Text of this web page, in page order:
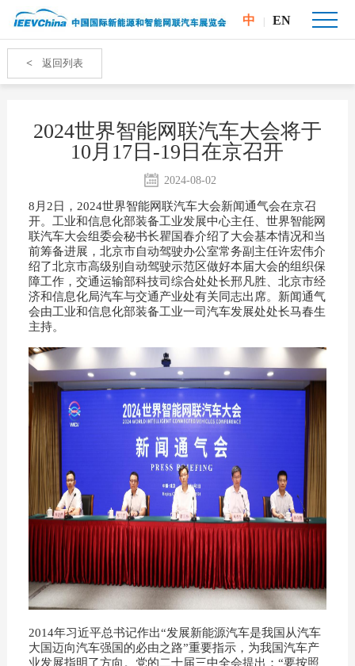
中 EN
< 返回列表
2024世界智能网联汽车大会将于
10月17日-19日在京召开
2024-08-02
8月2日，2024世界智能网联汽车大会新闻通气会在京召
开。工业和信息化部装备工业发展中心主任、世界智能网
联汽车大会组委会秘书长瞿国春介绍了大会基本情况和当
前筹备进展，北京市自动驾驶办公室常务副主任许宏伟介
绍了北京市高级别自动驾驶示范区做好本届大会的组织保
障工作，交通运输部科技司综合处处长邢凡胜、北京市经
济和信息化局汽车与交通产业处有关同志出席。新闻通气
会由工业和信息化部装备工业一司汽车发展处处长马春生
主持。
2014年习近平总书记作出“发展新能源汽车是我国从汽车
大国迈向汽车强国的必由之路”重要指示，为我国汽车产
业发展指明了方向。党的二十届三中全会提出：“要按照